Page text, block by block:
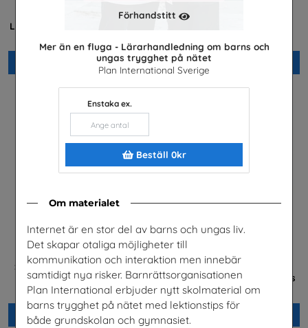
Förhandstitt
Mer än en fluga - Lärarhandledning om barns och
ungas trygghet på nätet
Plan International Sverige
Enstaka ex.
Beställ 0kr
Om materialet
Internet är en stor del av barns och ungas liv.
Det skapar otaliga möjligheter till
kommunikation och interaktion men innebär
samtidigt nya risker. Barnrättsorganisationen
Plan International erbjuder nytt skolmaterial om
barns trygghet på nätet med lektionstips för
både grundskolan och gymnasiet.
Lärarhandledning lågstadiet
Beställ 0kr
Är du säker? högstadiet,
Beställ 0kr
Säkerhet och järnväg – om
risker med spårspring
Trafikverket
Beställ 0kr
Mer än en fluga -
Lärarhandledning om barns
och ungas trygghet på nätet
Plan International Sverige
Beställ 0kr